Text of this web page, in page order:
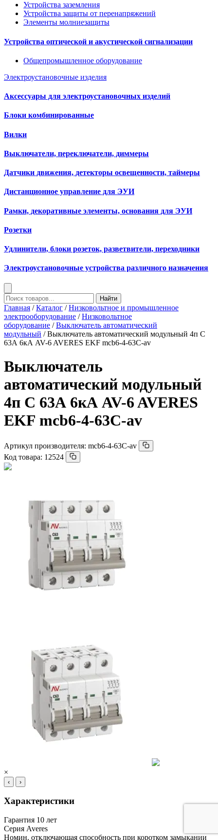
Устройства заземления
Устройства защиты от перенапряжений
Элементы молниезащиты
Устройства оптической и акустической сигнализации
Общепромышленное оборудование
Электроустановочные изделия
Аксессуары для электроустановочных изделий
Блоки комбинированные
Вилки
Выключатели, переключатели, диммеры
Датчики движения, детекторы освещенности, таймеры
Дистанционное управление для ЭУИ
Рамки, декоративные элементы, основания для ЭУИ
Розетки
Удлинители, блоки розеток, разветвители, переходники
Электроустановочные устройства различного назначения
Найти
Главная /Каталог /Низковольтное и промышленное
электрооборудование /Низковольтное
оборудование /Выключатель автоматический
модульный / Выключатель автоматический модульный 4п C
63А 6кА AV-6 AVERES EKF mcb6-4-63C-av
Выключатель
автоматический модульный
4п C 63А 6кА AV-6 AVERES
EKF mcb6-4-63C-av
Артикул производителя: mcb6-4-63C-av
Код товара: 12524
×
‹ ›
Характеристики
Гарантия 10 лет
Серия Averes
Номин. отключающая способность при коротком замыкании